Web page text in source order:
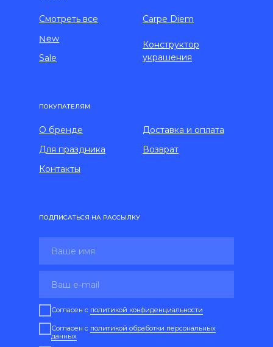
О бренде
Доставка и оплата
Возврат
Согласен с политикой конфиденциальности
Согласен с политикой обработки персональных
данных
ПОКУПАТЕЛЯМ
Carpe Diem
Смотреть все
New
Sale
ПОДПИСАТЬСЯ НА РАССЫЛКУ
Контакты
Для праздника
Конструктор
украшения